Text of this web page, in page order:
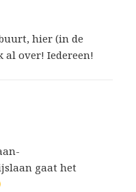
hier (in de
al over! Iedereen!
gaat het